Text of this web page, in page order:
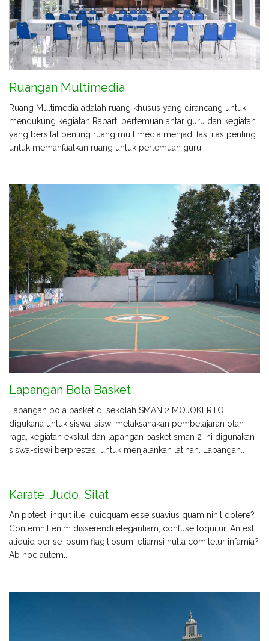
Ruangan Multimedia
Ruang Multimedia adalah ruang khusus yang dirancang untuk
mendukung kegiatan Rapart, pertemuan antar guru dan kegiatan
yang bersifat penting ruang multimedia menjadi fasilitas penting
untuk memanfaatkan ruang untuk pertemuan guru..
Lapangan Bola Basket
Lapangan bola basket di sekolah SMAN 2 MOJOKERTO
digukana untuk siswa-siswi melaksanakan pembelajaran olah
raga, kegiatan ekskul dan lapangan basket sman 2 ini digunakan
siswa-siswi berprestasi untuk menjalankan latihan. Lapangan..
Karate, Judo, Silat
An potest, inquit ille, quicquam esse suavius quam nihil dolere?
Contemnit enim disserendi elegantiam, confuse loquitur. An est
aliquid per se ipsum flagitiosum, etiamsi nulla comitetur infamia?
Ab hoc autem..